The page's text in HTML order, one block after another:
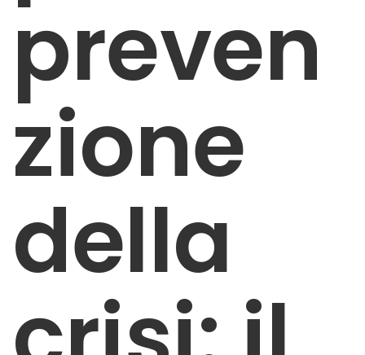
preven
zione
della